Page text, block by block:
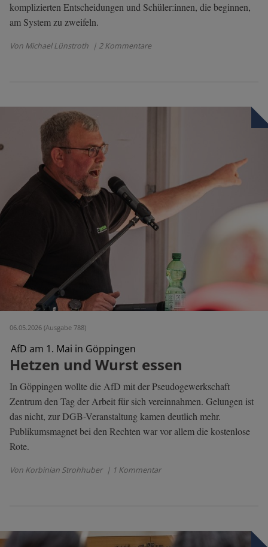
komplizierten Entscheidungen und Schüler:innen, die beginnen,
am System zu zweifeln.
Von Michael Lünstroth | 2 Kommentare
06.05.2026 (Ausgabe 788)
AfD am 1. Mai in Göppingen
Hetzen und Wurst essen
In Göppingen wollte die AfD mit der Pseudogewerkschaft
Zentrum den Tag der Arbeit für sich vereinnahmen. Gelungen ist
das nicht, zur DGB-Veranstaltung kamen deutlich mehr.
Publikumsmagnet bei den Rechten war vor allem die kostenlose
Rote.
Von Korbinian Strohhuber | 1 Kommentar